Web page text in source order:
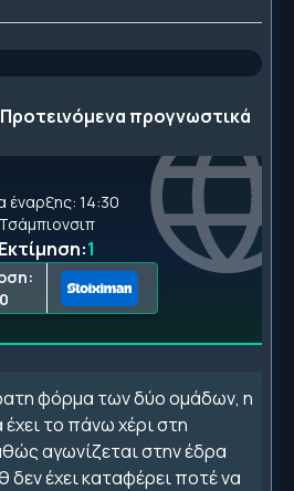
προγνωστικά
έναρξης: 14:30
Τσάμπιονσιπ
Εκτίμηση:1
φόρμα των δύο ομάδων, η
το πάνω χέρι στη
αγωνίζεται στην έδρα
δεν έχει καταφέρει ποτέ να